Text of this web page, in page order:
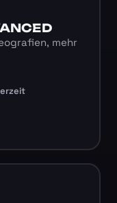
mehr